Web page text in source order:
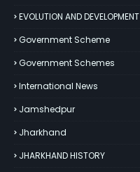
EVOLUTION AND DEVELOPMENT
Government Scheme
Government Schemes
International News
Jamshedpur
Jharkhand
JHARKHAND HISTORY